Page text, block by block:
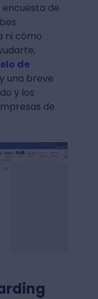
de
ni cómo
de
y una breve
y los
de